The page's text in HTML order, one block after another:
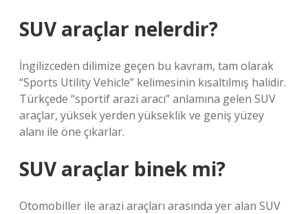
SUV araçlar nelerdir?
İngilizceden dilimize geçen bu kavram, tam olarak
“Sports Utility Vehicle” kelimesinin kısaltılmış halidir.
Türkçede “sportif arazi aracı” anlamına gelen SUV
araçlar, yüksek yerden yükseklik ve geniş yüzey
alanı ile öne çıkarlar.
SUV araçlar binek mi?
Otomobiller ile arazi araçları arasında yer alan SUV